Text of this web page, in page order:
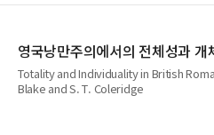
영국낭만주의에서의 전체성과 개
Totality and Individuality in British
Blake and S. T. Coleridge